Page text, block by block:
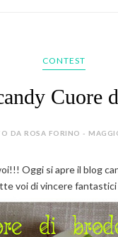
CONTEST
Cuore
DA ROSA FORINO -
Oggi si apre il blog
voi di vincere fantastici